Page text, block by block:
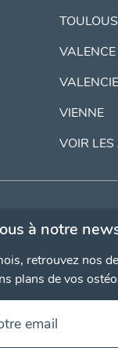
VALENCE
VIENNE
VOIR
à notre
retrouvez nos
plans de vos